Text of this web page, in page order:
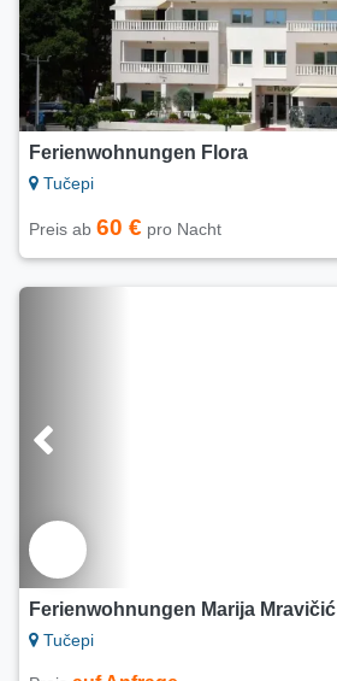
Ferienwohnungen Flora
Tučepi
Preis ab 60 € pro Nacht
Ferienwohnungen Marija Mravičić
Tučepi